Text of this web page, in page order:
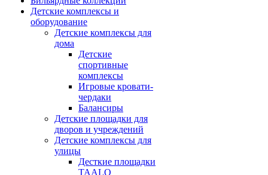
Детские комплексы и
оборудование
Детские комплексы для
дома
Детские
спортивные
комплексы
Игровые кровати-
чердаки
Балансиры
Детские площадки для
дворов и учреждений
Детские комплексы для
улицы
Десткие площадки
TAALO